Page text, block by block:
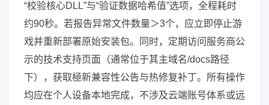
“校验核心DLL”与“验证数据哈希值”选项，全程耗时
约90秒。若报告异常文件数量＞3个，应立即停止游
戏并重新部署原始安装包。同时，定期访问服务商公
示的技术支持页面（通常位于其主域名/docs路径
下），获取極新兼容性公告与热修复补丁。所有操作
均应在个人设备本地完成，不涉及云端账号体系或远